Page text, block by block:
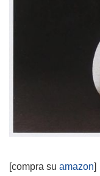
[compra su amazon]